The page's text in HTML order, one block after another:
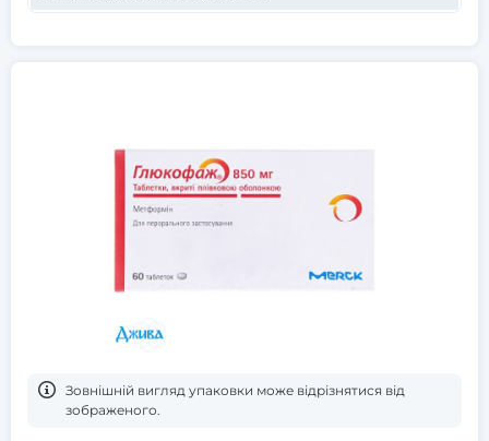
Зовнішній вигляд упаковки може відрізнятися від
зображеного.